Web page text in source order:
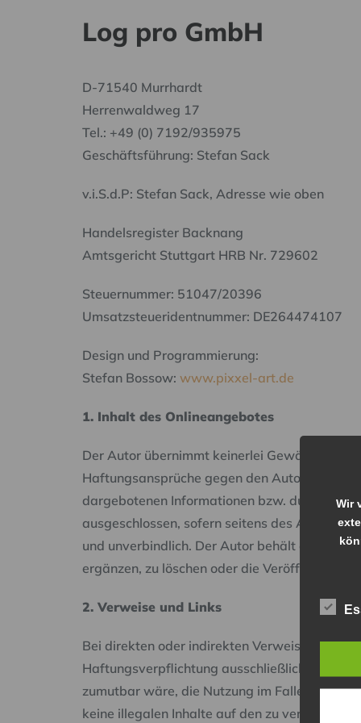
Log pro GmbH
D-71540 Murrhardt
Herrenwaldweg 17
Tel.: +49 (0) 7192/935975
Geschäftsführung: Stefan Sack
v.i.S.d.P: Stefan Sack, Adresse wie oben
Handelsregister Backnang
Amtsgericht Stuttgart HRB Nr. 729602
Steuernummer: 51047/20396
Umsatzsteueridentnummer: DE264474107
Design und Programmierung:
Stefan Bossow: www.pixxel-art.de
1. Inhalt des Onlineangebotes
Der Autor übernimmt keinerlei Gewähr für
Haftungsansprüche gegen den Autor,
dargebotenen Informationen bzw. durch die
ausgeschlossen, sofern seitens des Autors
und unverbindlich. Der Autor behält es sich
ergänzen, zu löschen oder die
2. Verweise und Links
Bei direkten oder indirekten Verweisen auf
Haftungsverpflichtung ausschließlich in dem
zumutbar wäre, die Nutzung im Falle
keine illegalen Inhalte auf den zu
Wir